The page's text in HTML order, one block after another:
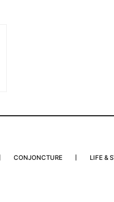
CONJONCTURE LIFE &